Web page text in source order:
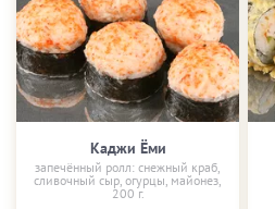
Каджи Ёми
запечённый ролл: снежный краб,
сливочный сыр, огурцы, майонез,
200 г.